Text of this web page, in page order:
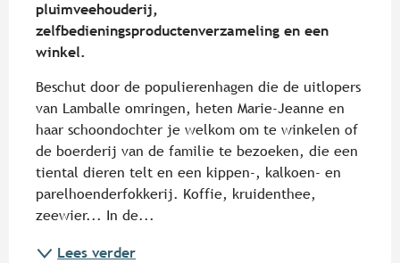
pluimveehouderij,
zelfbedieningsproductenverzameling en een
winkel.
Beschut door de populierenhagen die de uitlopers
van Lamballe omringen, heten Marie-Jeanne en
haar schoondochter je welkom om te winkelen of
de boerderij van de familie te bezoeken, die een
tiental dieren telt en een kippen-, kalkoen- en
parelhoenderfokkerij. Koffie, kruidenthee,
zeewier... In de...
Lees verder